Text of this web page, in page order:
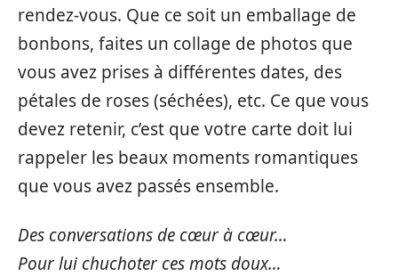
rendez-vous. Que ce soit un emballage de
bonbons, faites un collage de photos que
vous avez prises à différentes dates, des
pétales de roses (séchées), etc. Ce que vous
devez retenir, c’est que votre carte doit lui
rappeler les beaux moments romantiques
que vous avez passés ensemble.
Des conversations de cœur à cœur…
Pour lui chuchoter ces mots doux…